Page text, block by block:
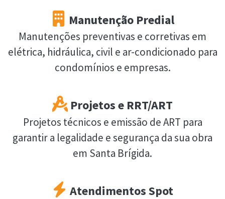
Manutenção Predial
Manutenções preventivas e corretivas em
elétrica, hidráulica, civil e ar-condicionado para
condomínios e empresas.
Projetos e RRT/ART
Projetos técnicos e emissão de ART para
garantir a legalidade e segurança da sua obra
em Santa Brígida.
Atendimentos Spot